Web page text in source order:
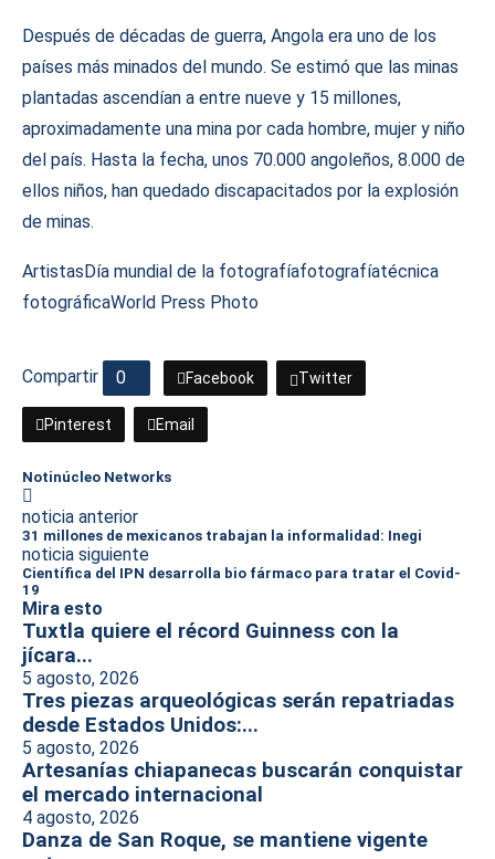
Después de décadas de guerra, Angola era uno de los
países más minados del mundo. Se estimó que las minas
plantadas ascendían a entre nueve y 15 millones,
aproximadamente una mina por cada hombre, mujer y niño
del país. Hasta la fecha, unos 70.000 angoleños, 8.000 de
ellos niños, han quedado discapacitados por la explosión
de minas.
Artistas Día mundial de la fotografíafotografíatécnica
fotográficaWorld Press Photo
Compartir 0 Facebook Twitter
Pinterest Email
Notinúcleo Networks
noticia anterior
31 millones de mexicanos trabajan la informalidad: Inegi
noticia siguiente
Científica del IPN desarrolla bio fármaco para tratar el Covid-
19
Mira esto
Tuxtla quiere el récord Guinness con la
jícara...
5 agosto, 2026
Tres piezas arqueológicas serán repatriadas
desde Estados Unidos:...
5 agosto, 2026
Artesanías chiapanecas buscarán conquistar
el mercado internacional
4 agosto, 2026
Danza de San Roque, se mantiene vigente